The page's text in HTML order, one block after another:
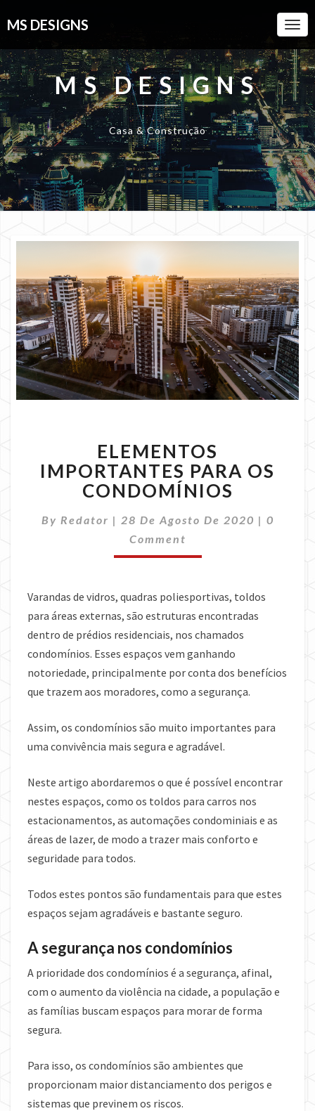
MS DESIGNS
MS DESIGNS
Casa & Construção
IMPORTANTES
PARA
OS
CONDOMÍNIOS
ELEMENTOS
IMPORTANTES PARA OS
CONDOMÍNIOS
By Redator | 28 De Agosto De 2020 | 0
Comment
Varandas de vidros, quadras poliesportivas, toldos
para áreas externas, são estruturas encontradas
dentro de prédios residenciais, nos chamados
condomínios. Esses espaços vem ganhando
notoriedade, principalmente por conta dos benefícios
que trazem aos moradores, como a segurança.
Assim, os condomínios são muito importantes para
uma convivência mais segura e agradável.
Neste artigo abordaremos o que é possível encontrar
nestes espaços, como os toldos para carros nos
estacionamentos, as automações condominiais e as
áreas de lazer, de modo a trazer mais conforto e
seguridade para todos.
Todos estes pontos são fundamentais para que estes
espaços sejam agradáveis e bastante seguro.
A segurança nos condomínios
A prioridade dos condomínios é a segurança, afinal,
com o aumento da violência na cidade, a população e
as famílias buscam espaços para morar de forma
segura.
Para isso, os condomínios são ambientes que
proporcionam maior distanciamento dos perigos e
sistemas que previnem os riscos.